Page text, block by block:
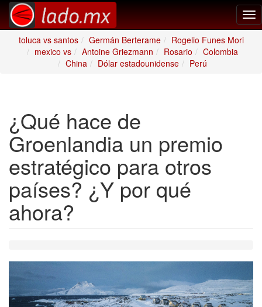
toluca vs santos
Germán Berterame
Rogelio Funes Mori
mexico vs
Antoine Griezmann Rosario
Colombia
China
Dólar estadounidense Perú
¿Qué hace de
Groenlandia un premio
estratégico para otros
países? ¿Y por qué
ahora?